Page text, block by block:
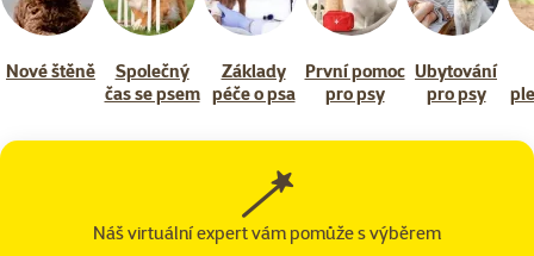
Nové štěně
Společný
čas se psem
Základy
péče o psa
První pomoc
pro psy
Ubytování
pro psy
Náš virtuální expert vám pomůže s výběrem